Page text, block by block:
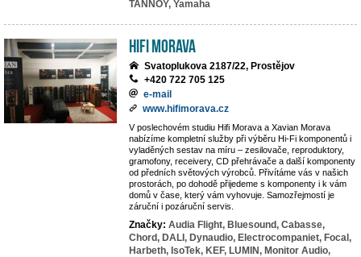
TANNOY, Yamaha
Hifi Morava
Svatoplukova 2187/22, Prostějov
+420 722 705 125
e-mail
www.hifimorava.cz
V poslechovém studiu Hifi Morava a Xavian Morava
nabízíme kompletní služby při výběru Hi-Fi komponentů i
vyladěných sestav na míru – zesilovače, reproduktory,
gramofony, receivery, CD přehrávače a další komponenty
od předních světových výrobců. Přivítáme vás v našich
prostorách, po dohodě přijedeme s komponenty i k vám
domů v čase, který vám vyhovuje. Samozřejmostí je
záruční i pozáruční servis.
Značky: Audia Flight, Bluesound, Cabasse,
Chord, DALI, Dynaudio, Electrocompaniet, Focal,
Harbeth, IsoTek, KEF, LUMIN, Monitor Audio,